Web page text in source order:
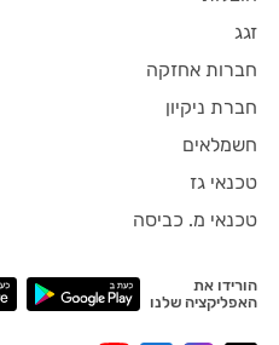
זגג
חברות אחזקה
חברת ניקיון
חשמלאים
טכנאי גז
טכנאי מ. כביסה
הורידו את
האפליקציה שלנו